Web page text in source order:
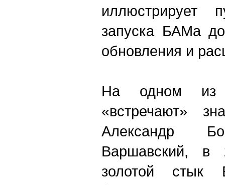
иллюстрирует
запуска БАМа
обновления и
На одном из
«встречают»
Александр
Варшавский, в
золотой стык